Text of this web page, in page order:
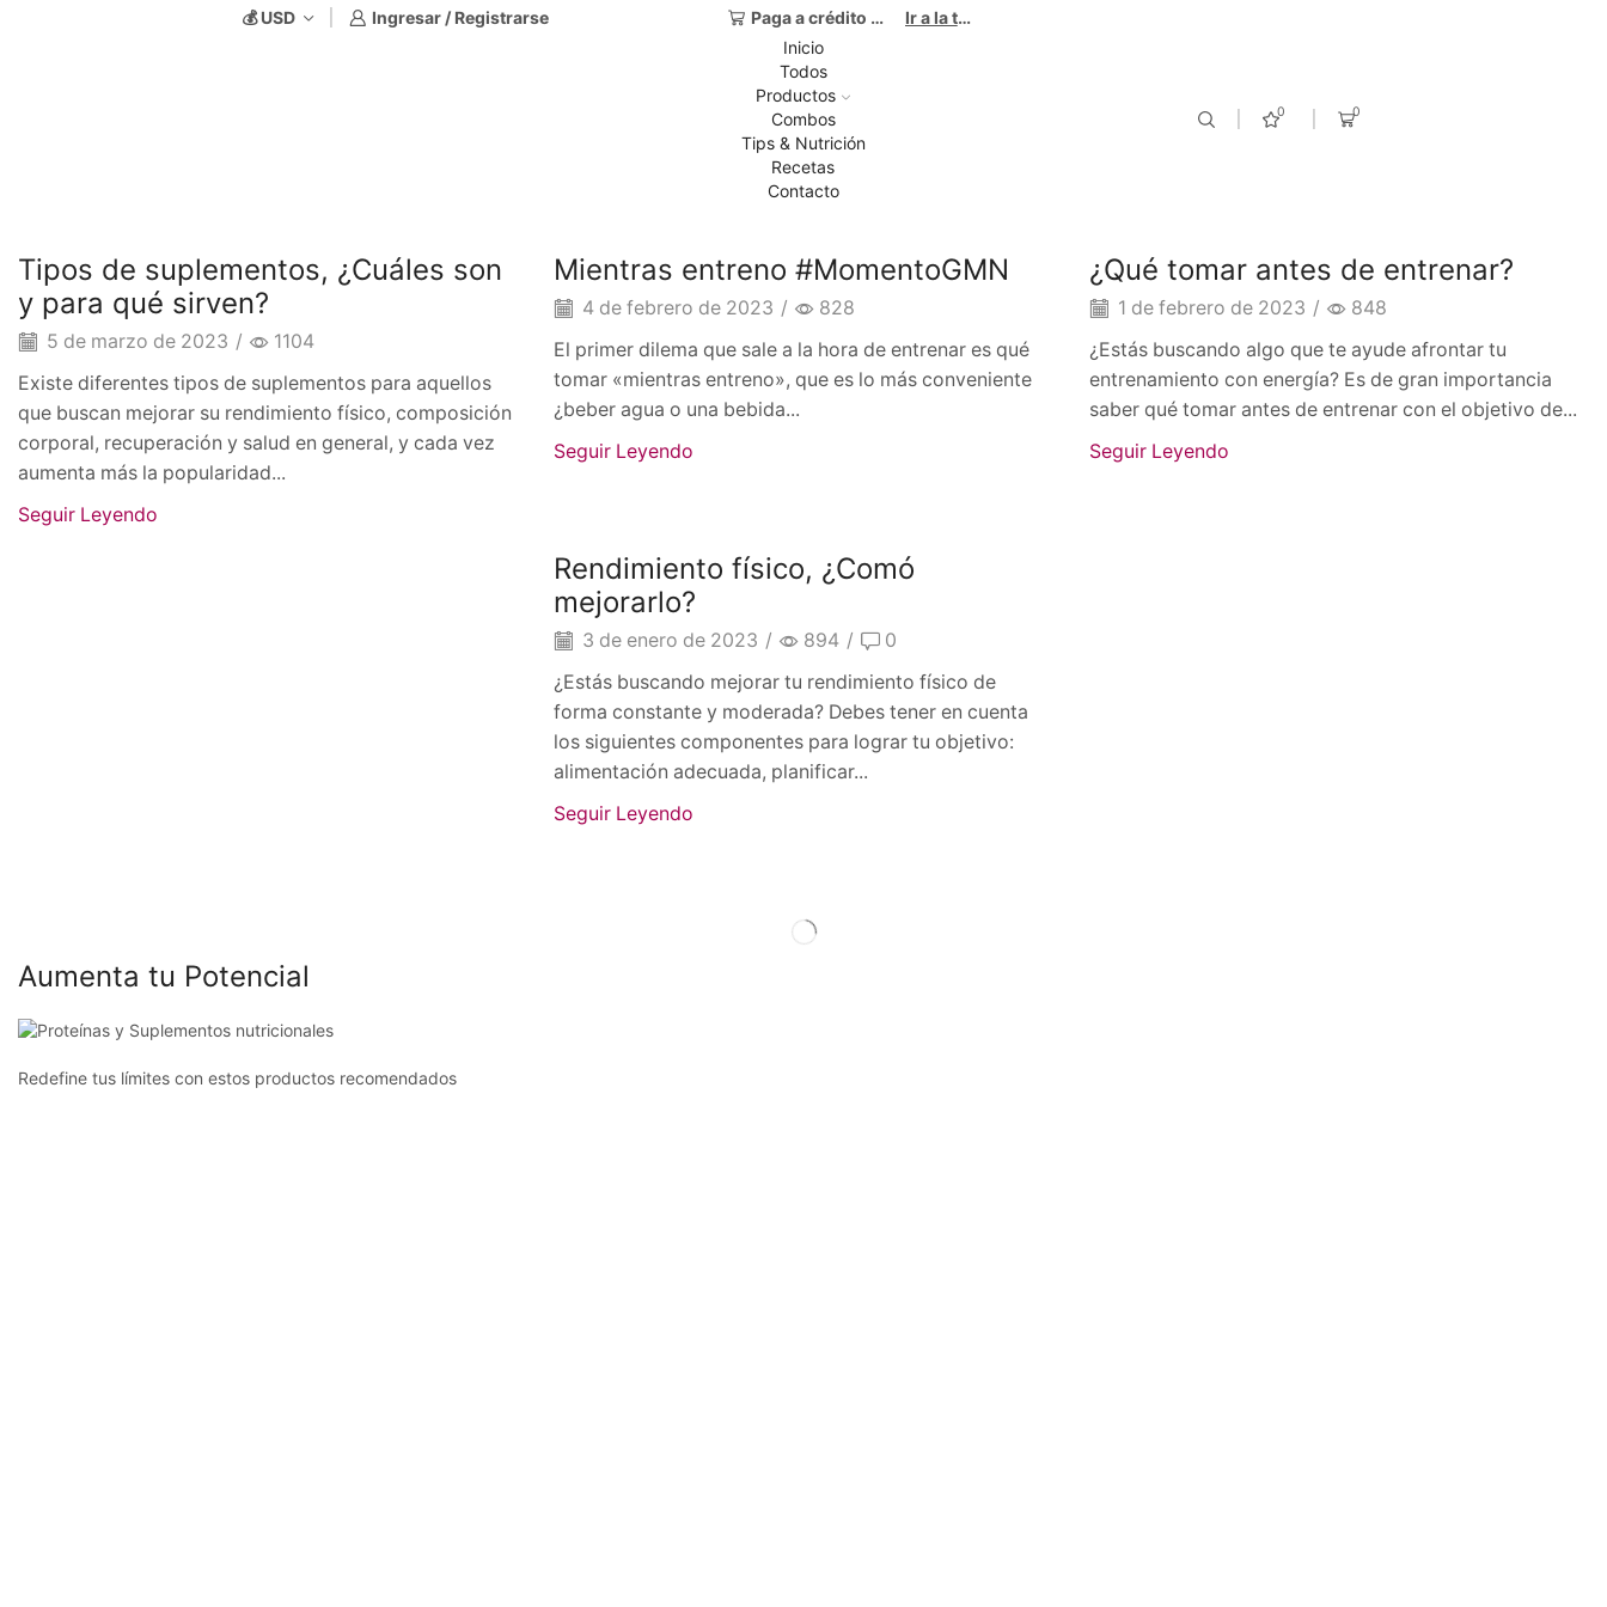
💰 USD Ingresar / Registrarse Paga a crédito con Addi. Ir a la tienda
Inicio
Todos
Productos
Combos
Tips & Nutrición
Recetas
Contacto
0 0
Alimentos funcionales
Tipos de suplementos, ¿Cuáles son
y para qué sirven?
5 de marzo de 2023 /
1104
Existe diferentes tipos de suplementos para aquellos
que buscan mejorar su rendimiento físico, composición
corporal, recuperación y salud en general, y cada vez
aumenta más la popularidad...
Seguir Leyendo
Tips de entrenamiento
Mientras entreno #MomentoGMN
4 de febrero de 2023 /
828
El primer dilema que sale a la hora de entrenar es qué
tomar «mientras entreno», que es lo más conveniente
¿beber agua o una bebida...
Seguir Leyendo
Alimentos funcionales
¿Qué tomar antes de entrenar?
1 de febrero de 2023 /
848
¿Estás buscando algo que te ayude afrontar tu
entrenamiento con energía? Es de gran importancia
saber qué tomar antes de entrenar con el objetivo de...
Seguir Leyendo
Tips de entrenamiento
Rendimiento físico, ¿Comó
mejorarlo?
3 de enero de 2023 / 894 /
0
¿Estás buscando mejorar tu rendimiento físico de
forma constante y moderada? Debes tener en cuenta
los siguientes componentes para lograr tu objetivo:
alimentación adecuada, planificar...
Seguir Leyendo
Aumenta tu Potencial
Redefine tus límites con estos productos recomendados